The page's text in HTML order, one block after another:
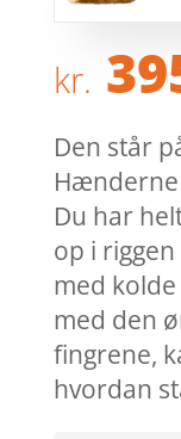
kr.
Den står
Hænderne
Du har
op i
med
med den
fingrene,
hvordan